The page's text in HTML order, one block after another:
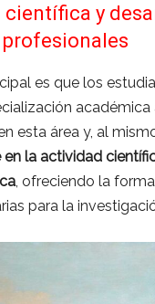
y
es que los
académica
esta área y, al
en la actividad
, ofreciendo la
para la